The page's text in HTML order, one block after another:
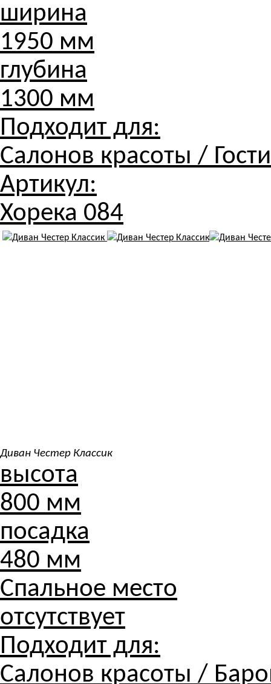
ширина
1950 мм
глубина
1300 мм
Подходит для:
Салонов красоты /
Артикул:
Хорека 084
Диван Честер Классик
высота
800 мм
посадка
480 мм
Спальное место
отсутствует
Подходит для:
Салонов красоты /